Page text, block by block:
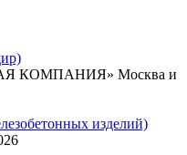
КОМПАНИЯ» Москва и
изделий)